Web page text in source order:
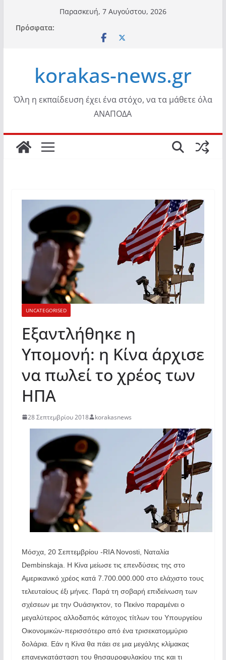
περιεχόμενο
Παρασκευή, 7 Αυγούστου, 2026
Πρόσφατα:
korakas-news.gr
Όλη η εκπαίδευση έχει ένα στόχο, να τα μάθετε όλα
ΑΝΑΠΟΔΑ
UNCATEGORISED
Εξαντλήθηκε η
Υπομονή: η Κίνα άρχισε
να πωλεί το χρέος των
ΗΠΑ
28 Σεπτεμβρίου 2018 korakasnews
Μόσχα, 20 Σεπτεμβρίου -RIA Novosti, Ναταλία
Dembinskaja. Η Κίνα μείωσε τις επενδύσεις της στο
Αμερικανικό χρέος κατά 7.700.000.000 στο ελάχιστο τους
τελευταίους έξι μήνες. Παρά τη σοβαρή επιδείνωση των
σχέσεων με την Ουάσιγκτον, το Πεκίνο παραμένει ο
μεγαλύτερος αλλοδαπός κάτοχος τίτλων του Υπουργείου
Οικονομικών-περισσότερο από ένα τρισεκατομμύριο
δολάρια. Εάν η Κίνα θα πάει σε μια μεγάλης κλίμακας
επανεγκατάσταση του θησαυροφυλακίου της και τι